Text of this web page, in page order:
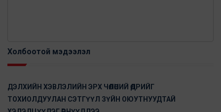
Холбоотой мэдээлэл
ДЭЛХИЙН ХЭВЛЭЛИЙН ЭРХ ЧӨЛӨӨНИЙ ӨДРИЙГ
ТОХИОЛДУУЛАН СЭТГҮҮЛ ЗҮЙН ОЮУТНУУДТАЙ